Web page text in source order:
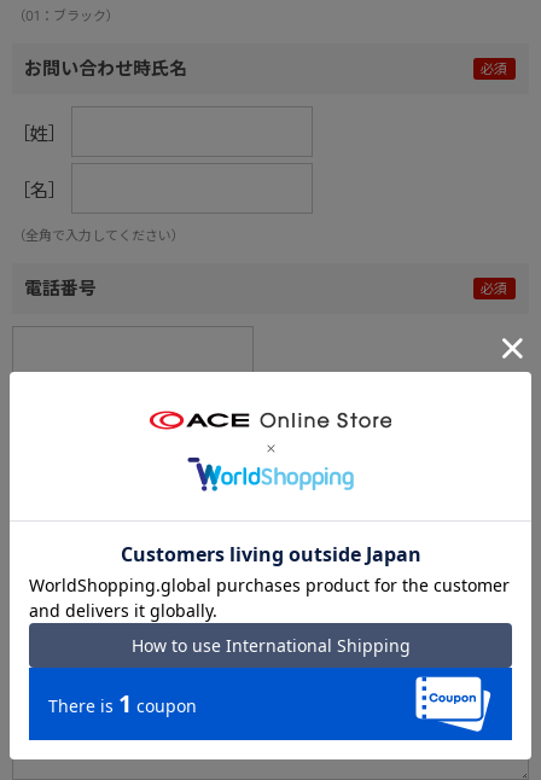
（01：ブラック）
お問い合わせ時氏名
［姓］
［名］
（全角で入力してください）
電話番号
メールアドレス